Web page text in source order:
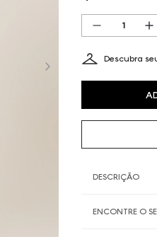
Descubra
DESCRIÇÃO
ENCONTRE O